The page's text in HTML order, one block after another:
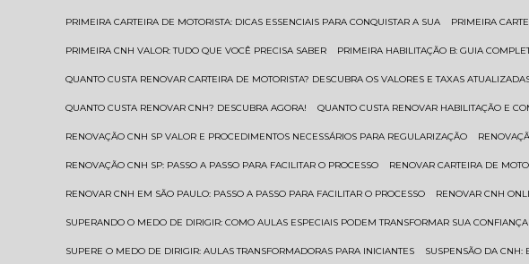
PRIMEIRA CARTEIRA DE MOTORISTA: DICAS ESSENCIAIS PARA CONQUISTAR A SUA PRIMEIRA
PRIMEIRA CNH VALOR: TUDO QUE VOCÊ PRECISA SABER PRIMEIRA HABILITAÇÃO B: GUIA
QUANTO CUSTA RENOVAR CARTEIRA DE MOTORISTA? DESCUBRA OS VALORES E TAXAS
QUANTO CUSTA RENOVAR CNH? DESCUBRA AGORA! QUANTO CUSTA RENOVAR HABILITAÇÃO E
RENOVAÇÃO CNH SP VALOR E PROCEDIMENTOS NECESSÁRIOS PARA REGULARIZAÇÃO
RENOVAÇÃO CNH SP: PASSO A PASSO PARA FACILITAR O PROCESSO RENOVAR CARTEIRA DE
RENOVAR CNH EM SÃO PAULO: PASSO A PASSO PARA FACILITAR O PROCESSO RENOVAR CNH
SUPERANDO O MEDO DE DIRIGIR: COMO AULAS ESPECIAIS PODEM TRANSFORMAR SUA
SUPERE O MEDO DE DIRIGIR: AULAS TRANSFORMADORAS PARA INICIANTES SUSPENSÃO DA